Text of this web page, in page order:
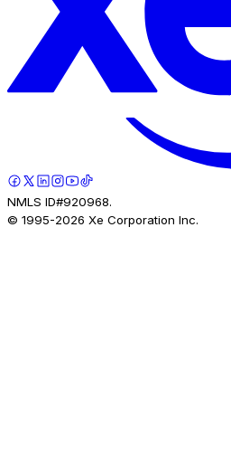
NMLS ID#920968.
© 1995-2026 Xe Corporation Inc.